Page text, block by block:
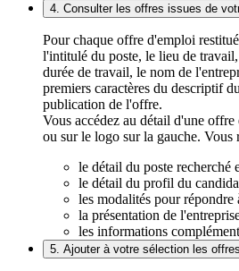
4. Consulter les offres issues de
Pour chaque offre d'emploi
l'intitulé du poste, le lieu de
durée de travail, le nom de
premiers caractères du descriptif
publication de l'offre.
Vous accédez au détail d'une
ou sur le logo sur la gauche. Vous
le détail du poste recherché
le détail du profil du
les modalités pour répondre
la présentation de
les informations
5. Ajouter à votre sélection les